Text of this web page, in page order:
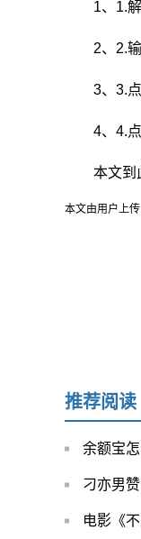
1、1.
2、2.
3、3.
4、4.
本文到
本文由用户上
推荐阅读
余额宝
刁亦男
电影《